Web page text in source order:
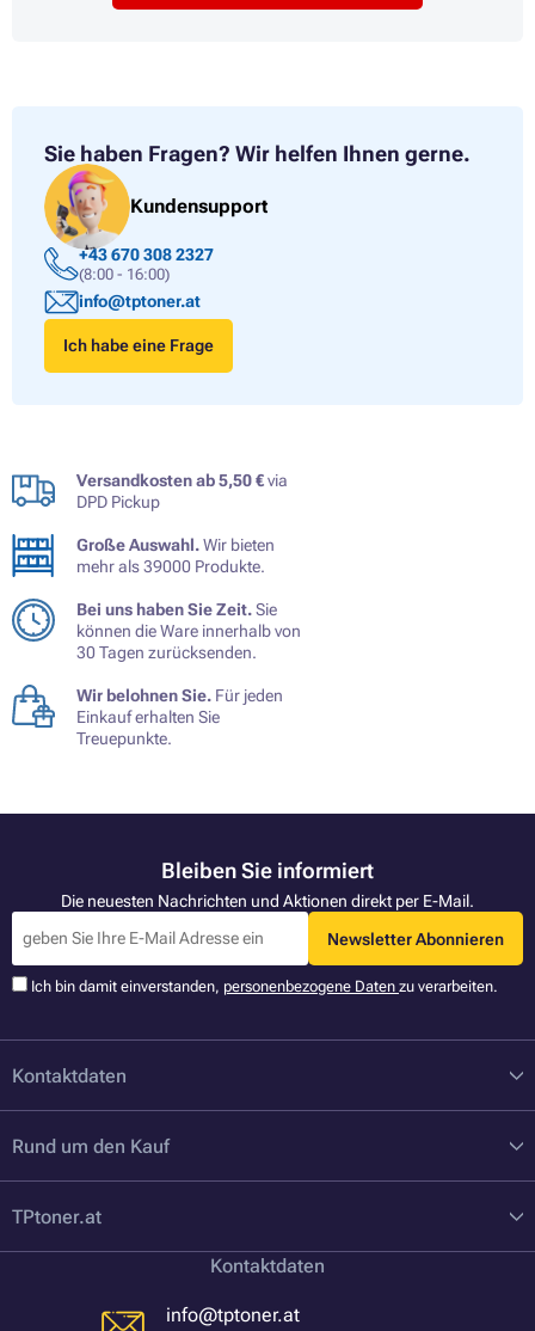
Sie haben Fragen? Wir helfen Ihnen gerne.
Kundensupport
+43 670 308 2327
(8:00 - 16:00)
info@tptoner.at
Ich habe eine Frage
Versandkosten ab 5,50 €via
DPD Pickup
Große Auswahl.Wir bieten
mehr als 39000 Produkte.
Bei uns haben Sie Zeit.Sie
können die Ware innerhalb von
30 Tagen zurücksenden.
Wir belohnen Sie. Für jeden
Einkauf erhalten Sie
Treuepunkte.
Bleiben Sie informiert
Die neuesten Nachrichten und Aktionen direkt per E-Mail.
Newsletter Abonnieren
Ich bin damit einverstanden, personenbezogene Daten zu verarbeiten.
Kontaktdaten
Rund um den Kauf
TPtoner.at
Kontaktdaten
info@tptoner.at